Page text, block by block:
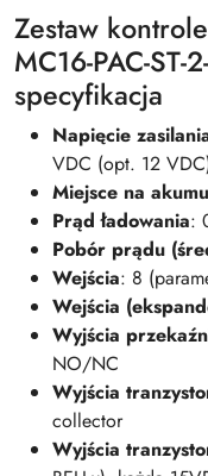
Zestaw
MC16-PAC-
specyfikacja
Napięcie
VDC (opt. 12
Miejsce na
Prąd ładowania:
Pobór prądu
Wejścia: 8
Wejścia
Wyjścia
NO/NC
Wyjścia
collector
Wyjścia